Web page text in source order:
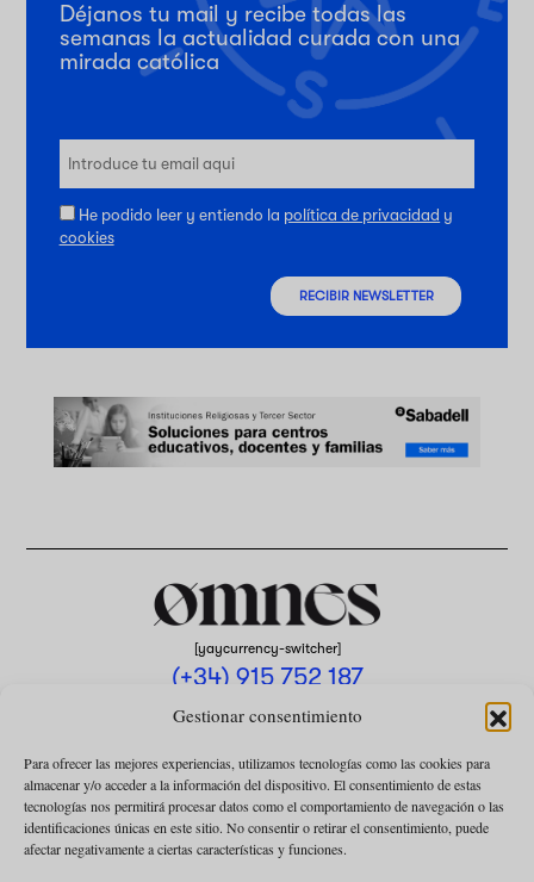
Gestionar consentimiento
Para ofrecer las mejores experiencias, utilizamos tecnologías como las cookies para
almacenar y/o acceder a la información del dispositivo. El consentimiento de estas
tecnologías nos permitirá procesar datos como el comportamiento de navegación o las
identificaciones únicas en este sitio. No consentir o retirar el consentimiento, puede
afectar negativamente a ciertas características y funciones.
Déjanos tu mail y recibe todas las
semanas la actualidad curada con una
mirada católica
He podido leer y entiendo la política de privacidad y
cookies
RECIBIR NEWSLETTER
[yaycurrency-switcher]
(+34) 915 752 187
omnes@omnesmag.com